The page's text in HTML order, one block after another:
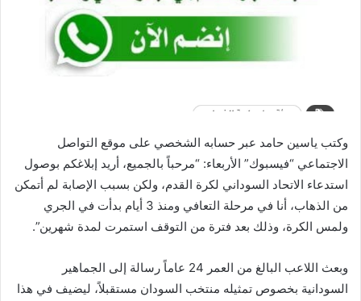
وكتب ياسين حامد عبر حسابه الشخصي على موقع التواصل
الاجتماعي “فيسبوك” الأربعاء: “مرحباً بالجميع، أريد إبلاغكم بوصول
استدعاء الاتحاد السوداني لكرة القدم، ولكن بسبب الإصابة لم أتمكن
من الذهاب، أنا في مرحلة التعافي ومنذ 3 أيام بدأت في الجري
ولمس الكرة، وذلك بعد فترة من التوقف استمرت لمدة شهرين”.
وبعث اللاعب البالغ من العمر 24 عاماً رسالة إلى الجماهير
السودانية بخصوص تمثيله منتخب السودان مستقبلاً، ليضيف في هذا